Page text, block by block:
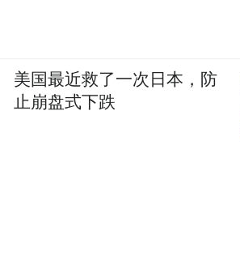
美国最近救了一次日本，防
止崩盘式下跌